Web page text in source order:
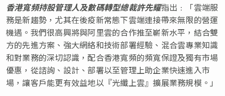
香港寬頻持股管理人及數碼轉型總裁許先耀指出﹕「雲端服
務是新趨勢，尤其在後疫新常態下雲端連接帶來無限的營運
機遇。我們很高興將與阿里雲的合作推至嶄新水平，結合雙
方的先進方案、強大網絡和技術部署經驗、混合雲專業知識
和對業務的深切認識，配合香港寬頻的頻寬保證及獨有市場
優惠，從諮詢、設計、部署以至管理上助企業快速進入市
場，讓客戶能更有效益地以『光纖上雲』擴展業務規模。」